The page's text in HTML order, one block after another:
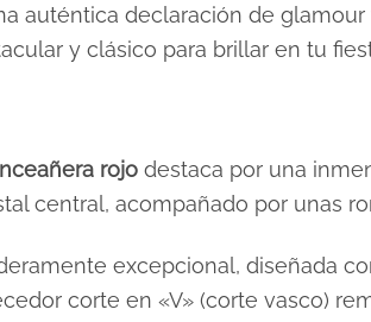
auténtica declaración de
y clásico para brillar en tu
rojo destaca por una
central, acompañado por unas
excepcional, diseñada
corte en «V» (corte vasco)